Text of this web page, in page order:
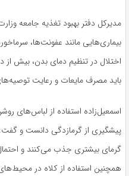
مدیرکل دفتر بهبود تغذیه جامعه
بیماری‌هایی مانند عفونت‌ها،
اختلال در تنظیم دمای بدن، بیش از
باید مصرف مایعات و رعایت
اسمعیل‌زاده استفاده از لباس‌های
پیشگیری از گرمازدگی دانست و
گرمای بیشتری جذب می‌کنند و
همچنین استفاده از کلاه در